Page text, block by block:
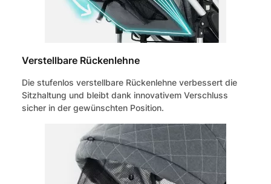
Verstellbare Rückenlehne
Die stufenlos verstellbare Rückenlehne verbessert die
Sitzhaltung und bleibt dank innovativem Verschluss
sicher in der gewünschten Position.